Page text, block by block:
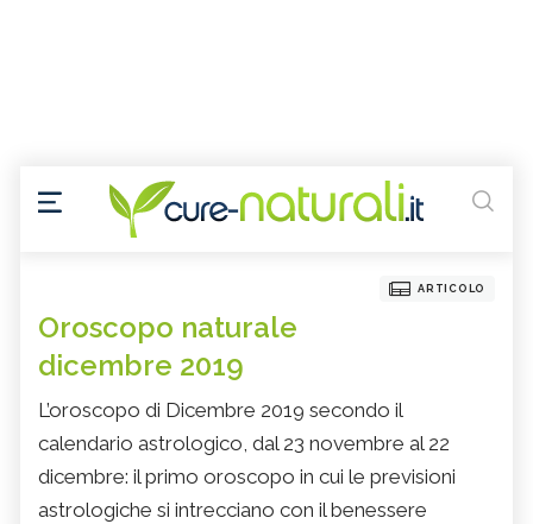
ARTICOLO
Oroscopo naturale
dicembre 2019
L’oroscopo di Dicembre 2019 secondo il
calendario astrologico, dal 23 novembre al 22
dicembre: il primo oroscopo in cui le previsioni
astrologiche si intrecciano con il benessere